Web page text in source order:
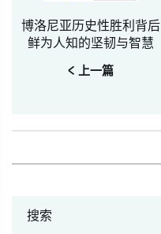
博洛尼亚历史性胜利背后
鲜为人知的坚韧与智慧
< 上一篇
搜索